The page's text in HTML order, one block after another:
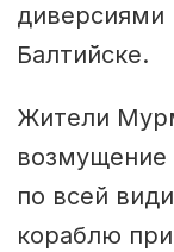
диверсиями
Балтийске.
Жители
возмущение
по всей
кораблю